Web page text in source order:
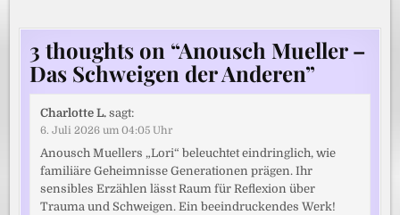
3 thoughts on “Anousch Mueller –
Das Schweigen der Anderen”
Charlotte L. sagt:
6. Juli 2026 um 04:05 Uhr
Anousch Muellers „Lori“ beleuchtet eindringlich, wie
familiäre Geheimnisse Generationen prägen. Ihr
sensibles Erzählen lässt Raum für Reflexion über
Trauma und Schweigen. Ein beeindruckendes Werk!